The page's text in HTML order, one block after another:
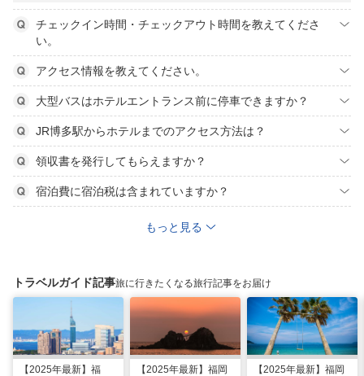
チェックイン時間・チェックアウト時間を教えてくださ
い。
アクセス情報を教えてください。
大型バスはホテルエントランス前に停車できますか？
JR博多駅からホテルまでのアクセス方法は？
領収書を発行してもらえますか？
宿泊費に宿泊税は含まれていますか？
もっと見る
トラベルガイド記事旅に行きたくなる旅行記事をお届け
【2025年最新】福
【2025年最新】福岡
【2025年最新】福岡